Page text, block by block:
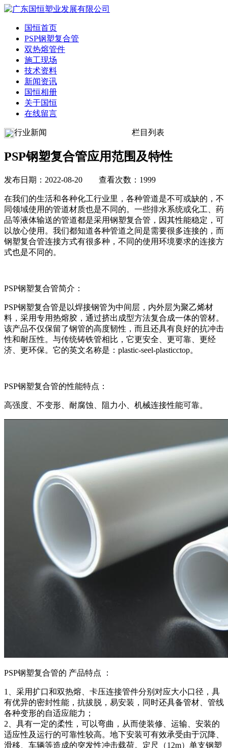
国恒首页
PSP钢塑复合管
双热熔管件
施工现场
技术资料
新闻资讯
国恒相册
关于国恒
在线留言
行业新闻 栏目列表
PSP钢塑复合管应用范围及特性
发布日期：2022-08-20 查看次数：1999
在我们的生活和各种化工行业里，各种管道是不可或缺的，不
同领域使用的管道材质也是不同的。一些排水系统或化工、药
品等液体输送的管道都是采用钢塑复合管，因其性能稳定，可
以放心使用。我们都知道各种管道之间是需要很多连接的，而
钢塑复合管连接方式有很多种，不同的使用环境要求的连接方
式也是不同的。
PSP钢塑复合管简介：
PSP钢塑复合管是以焊接钢管为中间层，内外层为聚乙烯材
料，采用专用热熔胶，通过挤出成型方法复合成一体的管材。
该产品不仅保留了钢管的高度韧性，而且还具有良好的抗冲击
性和耐压性。与传统铸铁管相比，它更安全、更可靠、更经
济、更环保。它的英文名称是：plastic-seel-plasticctop。
PSP钢塑复合管的性能特点：
高强度、不变形、耐腐蚀、阻力小、机械连接性能可靠。
PSP钢塑复合管的 产品特点 ：
1、采用扩口和双热熔、卡压连接管件分别对应大小口径，具
有优异的密封性能，抗拔脱，易安装，同时还具备管材、管线
各种变形的自适应能力；
2、具有一定的柔性，可以弯曲，从而使装修、运输、安装的
适应性及运行的可靠性较高。地下安装可有效承受由于沉降、
滑移、车辆等造成的突发性冲击载荷。定尺（12m）单支钢塑